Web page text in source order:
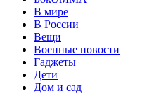
В мире
В России
Вещи
Военные новости
Гаджеты
Дети
Дом и сад